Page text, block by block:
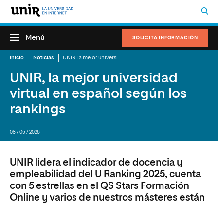
SOLICITA INFORMACIÓN
Menú
Inicio Noticias
UNIR, la mejor universidad
virtual en español según los
rankings
08 / 05 / 2026
UNIR lidera el indicador de docencia y
empleabilidad del U Ranking 2025, cuenta
con 5 estrellas en el QS Stars Formación
Online y varios de nuestros másteres están